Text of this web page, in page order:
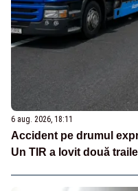
6 aug. 2026, 18:11
Accident pe drumul
Un TIR a lovit două